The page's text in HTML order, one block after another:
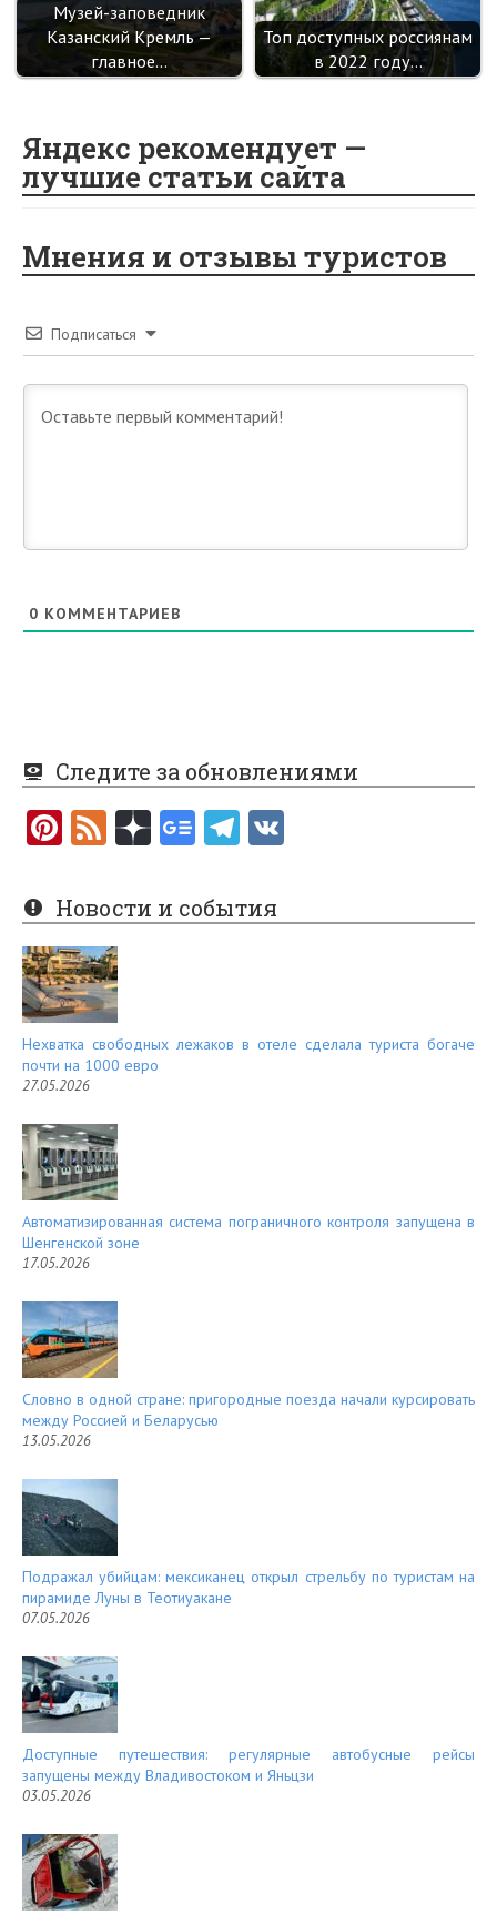
Музей-заповедник
Казанский Кремль —
главное…
Топ доступных россиянам
в 2022 году…
Яндекс рекомендует —
лучшие статьи сайта
Мнения и отзывы туристов
Подписаться
0 КОММЕНТАРИЕВ
Следите за обновлениями
Pi
er
es
t
F
e
d
Новости и события
Нехватка свободных лежаков в отеле сделала туриста богаче
почти на 1000 евро
27.05.2026
Автоматизированная система пограничного контроля запущена в
Шенгенской зоне
17.05.2026
Словно в одной стране: пригородные поезда начали курсировать
между Россией и Беларусью
13.05.2026
Подражал убийцам: мексиканец открыл стрельбу по туристам на
пирамиде Луны в Теотиуакане
07.05.2026
Доступные путешествия: регулярные автобусные рейсы
запущены между Владивостоком и Яньцзи
03.05.2026